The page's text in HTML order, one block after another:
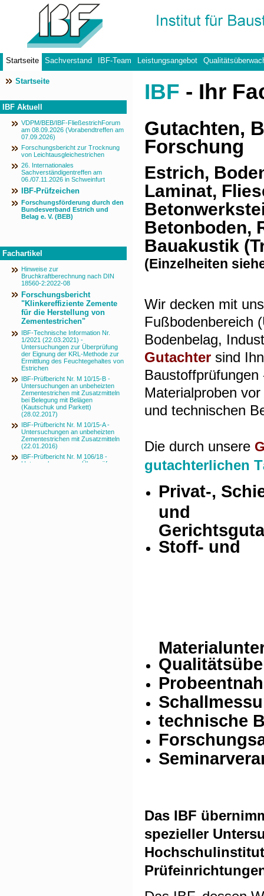
Startseite Sachverstand IBF-Team Leistungsangebot
Datenschutzerklärung
Startseite
IBF Aktuell
VDPM/BEB/IBF-FließestrichForum
am 08.09.2026 (Vorabendtreffen am
07.09.2026)
Forschungsbericht zur Trocknung
von Leichtausgleichestrichen
26. Internationales
Sachverständigentreffen am
06./07.11.2026 in Schweinfurt
IBF-Prüfzeichen
Forschungsförderung durch den
Bundesverband Estrich und
Belag e. V. (BEB)
Fachartikel
Hinweise zur
Bruchkraftberechnung nach DIN
18560-2:2022-08
Forschungsbericht
"Klinkereffiziente Zemente
für die Herstellung von
Zementestrichen"
IBF-Technische Information Nr.
1/2021 (22.03.2021) -
Untersuchungen zur Überprüfung
der Eignung der KRL-Methode zur
Ermittlung des Feuchtegehaltes von
Estrichen
IBF-Prüfbericht Nr. M 10/15-B -
Untersuchungen an unbeheizten
Zementestrichen mit Zusatzmitteln
bei Belegung mit Belägen
(Kautschuk und Parkett)
(28.02.2017)
IBF-Prüfbericht Nr. M 10/15-A -
Untersuchungen an unbeheizten
Zementestrichen mit Zusatzmitteln
(22.01.2016)
IBF-Prüfbericht Nr. M 106/18 -
Untersuchungen zur Überprüfung
IBF - Ihr
Gutachten,
Forschung
Estrich,
Laminat,
Betonboden,
Bauakustik
(Einzelheiten
Wir decken mit
Fußbodenbereich
Bodenbelag,
Gutachter sind
Materialproben
und technischen
Die durch unsere
gutachterlichen
Privat-,
und
Stoff- und
technische
Das IBF
spezieller